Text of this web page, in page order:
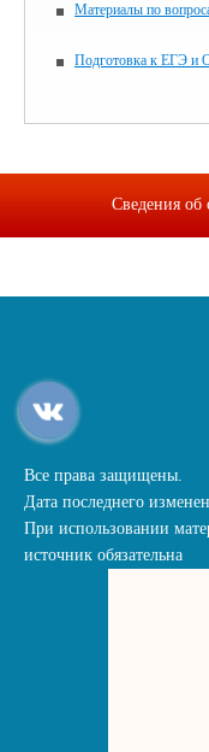
Материалы по
Подготовка к ЕГЭ и
Сведения об
Все права защищены.
Дата последнего
При использовании
источник обязательна